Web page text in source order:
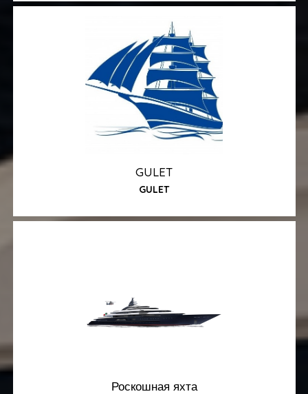
GULET
GULET
Роскошная яхта